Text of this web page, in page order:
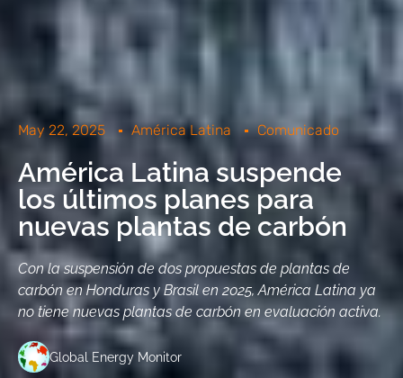
May 22, 2025 América Latina Comunicado
América Latina suspende
los últimos planes para
nuevas plantas de carbón
Con la suspensión de dos propuestas de plantas de
carbón en Honduras y Brasil en 2025, América Latina ya
no tiene nuevas plantas de carbón en evaluación activa.
Global Energy Monitor